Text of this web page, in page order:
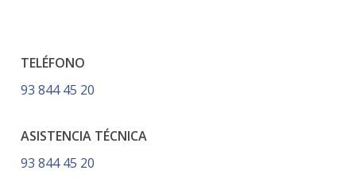
TELÉFONO
93 844 45 20
ASISTENCIA TÉCNICA
93 844 45 20